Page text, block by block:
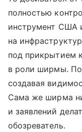
полностью
инструмент США
на
под прикрытием
в роли ширмы.
создавая
Сама же ширма
и заявлений
обозреватель.